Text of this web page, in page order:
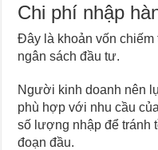
Chi phí nhập
Đây là khoản vốn chiếm
ngân sách đầu tư.
Người kinh doanh nên
phù hợp với nhu cầu
số lượng nhập để tránh
đoạn đầu.